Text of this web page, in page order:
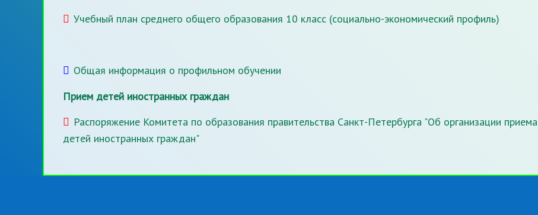
Учебный план среднего общего образования 10 класс (социально-экономический профиль)
Общая информация о профильном обучении
Прием детей иностранных граждан
Распоряжение Комитета по образования правительства Санкт-Петербурга "Об организации приема
детей иностранных граждан"